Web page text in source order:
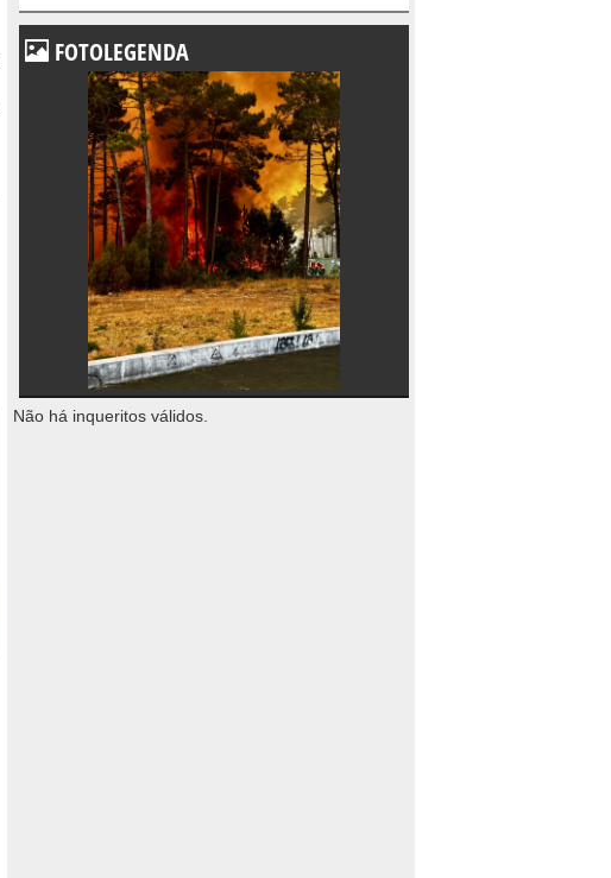
FOTOLEGENDA
Não há inqueritos válidos.